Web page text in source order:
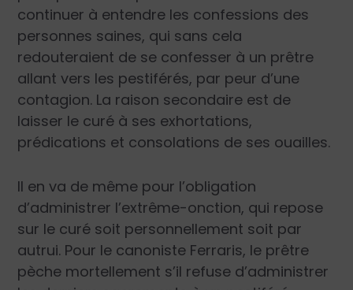
continuer à entendre les confessions des
personnes saines, qui sans cela
redouteraient de se confesser à un prêtre
allant vers les pestiférés, par peur d’une
contagion. La raison secondaire est de
laisser le curé à ses exhortations,
prédications et consolations de ses ouailles.
Il en va de même pour l’obligation
d’administrer l’extrême-onction, qui repose
sur le curé soit personnellement soit par
autrui. Pour le canoniste Ferraris, le prêtre
pèche mortellement s’il refuse d’administrer